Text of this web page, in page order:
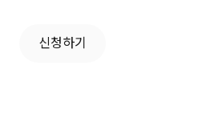
인맞춤서비스를 제공하기 위한 자
니 www.ef.com 또는
신청하기